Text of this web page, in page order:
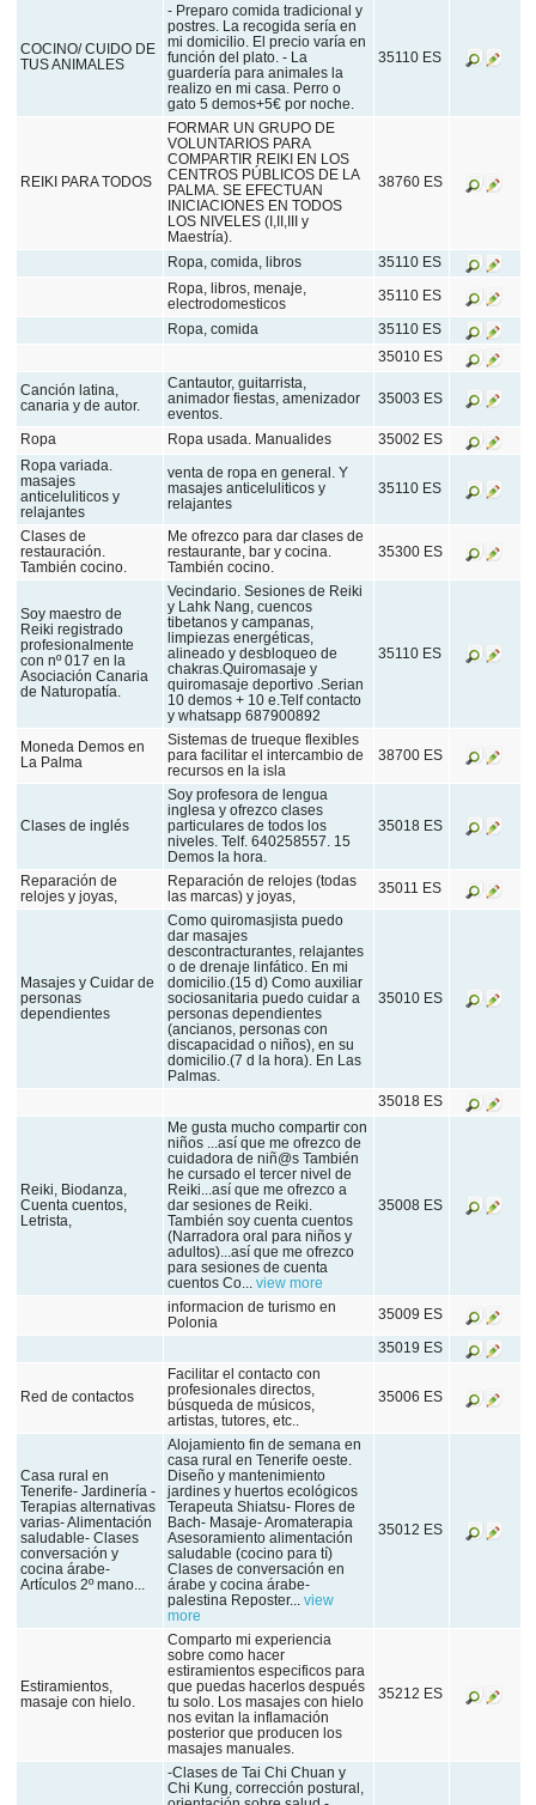
COCINO/ CUIDO DE
TUS ANIMALES
- Preparo comida tradicional y
postres. La recogida sería en
mi domicilio. El precio varía en
función del plato. - La
guardería para animales la
realizo en mi casa. Perro o
gato 5 demos+5€ por noche.
35110 ES
REIKI PARA TODOS
FORMAR UN GRUPO DE
VOLUNTARIOS PARA
COMPARTIR REIKI EN LOS
CENTROS PÚBLICOS DE LA
PALMA. SE EFECTUAN
INICIACIONES EN TODOS
LOS NIVELES (I,II,III y
Maestría).
38760 ES
Ropa, comida, libros
35110 ES
Ropa, libros, menaje,
electrodomesticos
35110 ES
Ropa, comida
35110 ES
35010 ES
Canción latina,
canaria y de autor.
Cantautor, guitarrista,
animador fiestas, amenizador
eventos.
35003 ES
Ropa Ropa usada. Manualides
35002 ES
Ropa variada.
masajes
anticeluliticos y
relajantes
venta de ropa en general. Y
masajes anticeluliticos y
relajantes
35110 ES
Clases de
restauración.
También cocino.
Me ofrezco para dar clases de
restaurante, bar y cocina.
También cocino.
35300 ES
Soy maestro de
Reiki registrado
profesionalmente
con nº 017 en la
Asociación Canaria
de Naturopatía.
Vecindario. Sesiones de Reiki
y Lahk Nang, cuencos
tibetanos y campanas,
limpiezas energéticas,
alineado y desbloqueo de
chakras.Quiromasaje y
quiromasaje deportivo .Serian
10 demos + 10 e.Telf contacto
y whatsapp 687900892
35110 ES
Moneda Demos en
La Palma
Sistemas de trueque flexibles
para facilitar el intercambio de
recursos en la isla
38700 ES
Clases de inglés
Soy profesora de lengua
inglesa y ofrezco clases
particulares de todos los
niveles. Telf. 640258557. 15
Demos la hora.
35018 ES
Reparación de
relojes y joyas,
Reparación de relojes (todas
las marcas) y joyas,
35011 ES
Masajes y Cuidar de
personas
dependientes
Como quiromasjista puedo
dar masajes
descontracturantes, relajantes
o de drenaje linfático. En mi
domicilio.(15 d) Como auxiliar
sociosanitaria puedo cuidar a
personas dependientes
(ancianos, personas con
discapacidad o niños), en su
domicilio.(7 d la hora). En Las
Palmas.
35010 ES
35018 ES
Reiki, Biodanza,
Cuenta cuentos,
Letrista,
Me gusta mucho compartir con
niños ...así que me ofrezco de
cuidadora de niñ@s También
he cursado el tercer nivel de
Reiki...así que me ofrezco a
dar sesiones de Reiki.
También soy cuenta cuentos
(Narradora oral para niños y
adultos)...así que me ofrezco
para sesiones de cuenta
cuentos Co...view more
35008 ES
informacion de turismo en
Polonia
35009 ES
35019 ES
Red de contactos
Facilitar el contacto con
profesionales directos,
búsqueda de músicos,
artistas, tutores, etc..
35006 ES
Casa rural en
Tenerife- Jardinería -
Terapias alternativas
varias- Alimentación
saludable- Clases
conversación y
cocina árabe-
Artículos 2º mano...
Alojamiento fin de semana en
casa rural en Tenerife oeste.
Diseño y mantenimiento
jardines y huertos ecológicos
Terapeuta Shiatsu- Flores de
Bach- Masaje- Aromaterapia
Asesoramiento alimentación
saludable (cocino para tí)
Clases de conversación en
árabe y cocina árabe-
palestina Reposter...view
more
35012 ES
Estiramientos,
masaje con hielo.
Comparto mi experiencia
sobre como hacer
estiramientos especificos para
que puedas hacerlos después
tu solo. Los masajes con hielo
nos evitan la inflamación
posterior que producen los
masajes manuales.
35212 ES
-Clases de Tai Chi Chuan y
Chi Kung, corrección postural,